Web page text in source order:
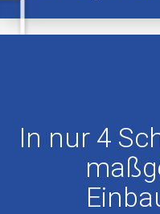
In nur 4